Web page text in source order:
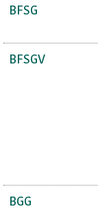
BFSG
BFSGV
BGG